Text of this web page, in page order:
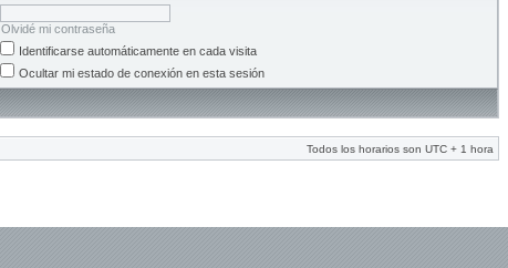
Olvidé mi contraseña
Identificarse automáticamente en cada visita
Ocultar mi estado de conexión en esta sesión
Todos los horarios son UTC + 1 hora